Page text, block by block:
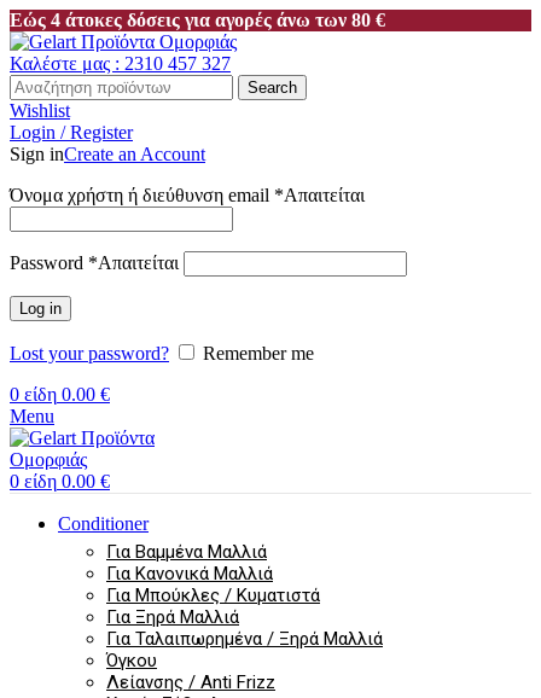
Εώς 4 άτοκες δόσεις για αγορές άνω των 80 €
Καλέστε μας : 2310 457 327
Search
Wishlist
Login / Register
Sign inCreate an Account
Όνομα χρήστη ή διεύθυνση email *Απαιτείται
Password *Απαιτείται
Log in
Lost your password?
Remember me
0 είδη 0.00 €
Menu
0 είδη 0.00 €
Conditioner
Για Βαμμένα Μαλλιά
Για Κανονικά Μαλλιά
Για Μπούκλες / Κυματιστά
Για Ξηρά Μαλλιά
Για Ταλαιπωρημένα / Ξηρά Μαλλιά
Όγκου
Λείανσης / Anti Frizz